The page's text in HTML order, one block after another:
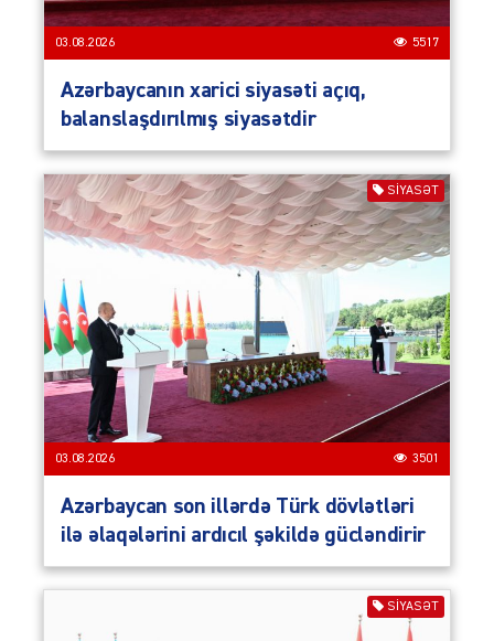
03.08.2026 5517
Azərbaycanın xarici siyasəti açıq,
balanslaşdırılmış siyasətdir
SIYASƏT
03.08.2026 3501
Azərbaycan son illərdə Türk dövlətləri
ilə əlaqələrini ardıcıl şəkildə gücləndirir
SIYASƏT